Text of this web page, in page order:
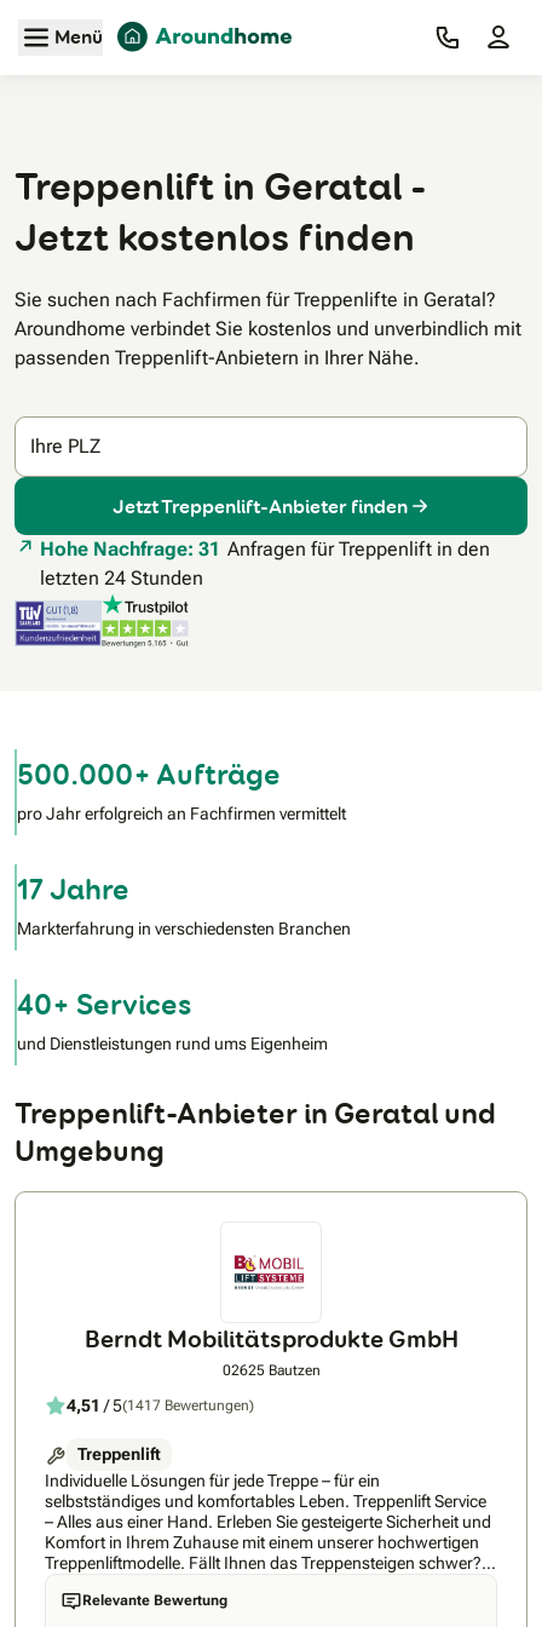
Zum Hauptinhalt
Menü
Treppenlift in Geratal -
Jetzt kostenlos finden
Sie suchen nach Fachfirmen für Treppenlifte in Geratal?
Aroundhome verbindet Sie kostenlos und unverbindlich mit
passenden Treppenlift-Anbietern in Ihrer Nähe.
Ihre PLZ
Jetzt Treppenlift-Anbieter finden
Hohe Nachfrage: 31 Anfragen für Treppenlift in den
letzten 24 Stunden
500.000+ Aufträge
pro Jahr erfolgreich an Fachfirmen vermittelt
17 Jahre
Markterfahrung in verschiedensten Branchen
40+ Services
und Dienstleistungen rund ums Eigenheim
Treppenlift-Anbieter in Geratal und
Umgebung
Berndt Mobilitätsprodukte GmbH
02625 Bautzen
4,51 / 5(1417 Bewertungen)
Treppenlift
Individuelle Lösungen für jede Treppe – für ein
selbstständiges und komfortables Leben. Treppenlift Service
– Alles aus einer Hand. Erleben Sie gesteigerte Sicherheit und
Komfort in Ihrem Zuhause mit einem unserer hochwertigen
Treppenliftmodelle. Fällt Ihnen das Treppensteigen schwer?
Mit unseren Liftsystemen gewinnen Sie Ihre Mobilität im
Alltag zurück. Als zertifizierter und unabhängiger
Relevante Bewertung